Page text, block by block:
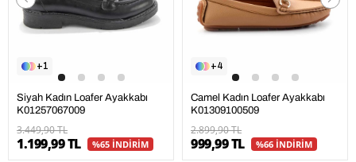
1
Siyah Kadın Loafer Ayakkabı
K01257067009
3.449,90 TL
1.199,99 TL %65 İNDİRİM
4
Camel Kadın Loafer Ayakkabı
K01309100509
2.899,90 TL
999,99 TL %66 İNDİRİM